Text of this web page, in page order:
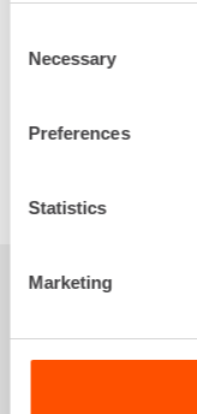
Selection
Necessary
Preferences
Statistics
Marketing
Sinua